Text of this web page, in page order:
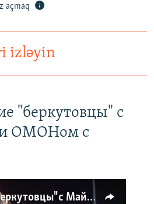
açmaq
izləyin
"беркутовцы" с
ОМОНом с
Как украинские "беркутовцы" с Майдана стали ОМОНом с Тверской